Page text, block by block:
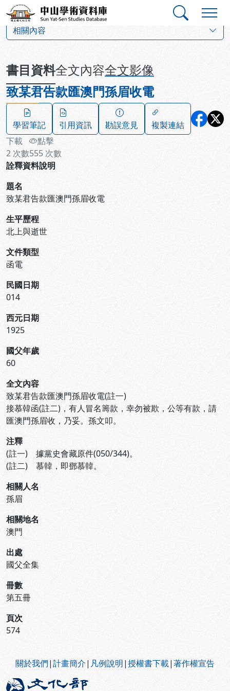
跳到主要內容
中山學術資料庫
相關內容
書目資料全文內容全文影像
致某君告款匯澳門孫眉收電
學習筆記 引用資訊 勘誤意見
複製連結
下載
2 次數
點擊
555 次數
詮釋資料說明
題名
致某君告款匯澳門孫眉收電
生平歷程
北上與逝世
文件類型
函電
民國日期
014
西元日期
1925
國父年歲
60
全文內容
致某君告款匯澳門孫眉收電(註一)
接慕韓函(註二)，有人冒名籌款，幸勿被欺，公等有款，請
匯澳門孫眉收，乃妥。孫文叩。
注釋
(註一) 據黨史會藏原件(050/344)。
(註二) 慕韓，即鄧慕韓。
相關人名
孫眉
相關地名
澳門
出處
國父全集
冊數
第五冊
頁次
574
關於我們|計畫簡介| 凡例說明|授權書下載|著作權宣告